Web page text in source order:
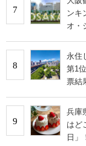
7
ンキ
オ・
8
永住
第1
票結
9
兵庫
はど
日」